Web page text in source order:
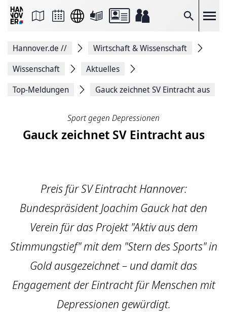
Suche
Seite
Facebook
teilen
Seitenlink
Hannover.de //
Wirtschaft & Wissenschaft
Wissenschaft
Aktuelles
Top-Meldungen
Gauck zeichnet SV Eintracht aus
Sport gegen Depressionen
Gauck zeichnet SV Eintracht aus
Preis für SV Eintracht Hannover:
Bundespräsident Joachim Gauck hat den
Verein für das Projekt "Aktiv aus dem
Stimmungstief" mit dem "Stern des Sports" in
Gold ausgezeichnet – und damit das
Engagement der Eintracht für Menschen mit
Depressionen gewürdigt.